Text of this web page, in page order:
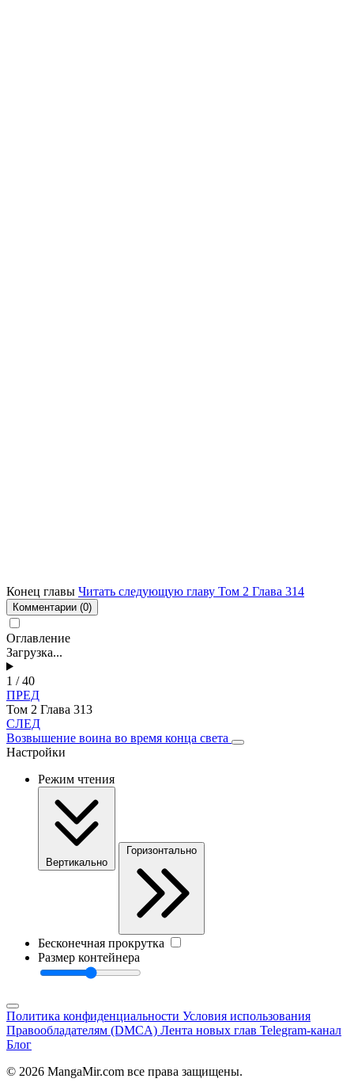
Конец главы Читать следующую главу Том 2 Глава 314
Комментарии (0)
Оглавление
Загрузка...
1 / 40
ПРЕД
Том 2 Глава 313
СЛЕД
Возвышение воина во время конца света
Настройки
Режим чтения
Вертикально
Горизонтально
Бесконечная прокрутка
Размер контейнера
Политика конфиденциальности Условия использования
Правообладателям (DMCA) Лента новых глав Telegram-канал
Блог
© 2026 MangaMir.com все права защищены.